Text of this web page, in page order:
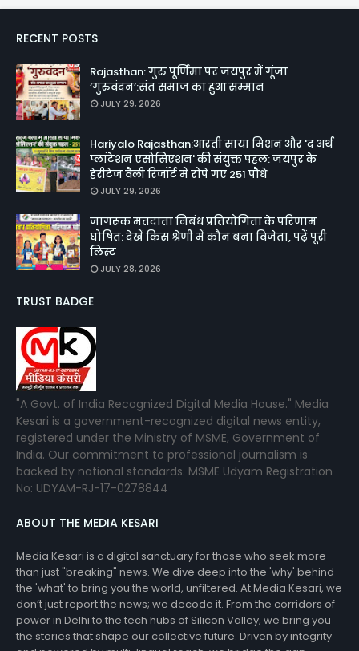
RECENT POSTS
Rajasthan: गुरु पूर्णिमा पर जयपुर में गूंजा
‘गुरुवंदन’:संत समाज का हुआ सम्मान
JULY 29, 2026
Hariyalo Rajasthan:आरती साया मिशन और 'द अर्थ
प्लांटेशन एसोसिएशन' की संयुक्त पहल: जयपुर के
हेरीटेज वैली रिजॉर्ट में रोपे गए 251 पौधे
JULY 29, 2026
जागरूक मतदाता निबंध प्रतियोगिता के परिणाम
घोषित: देखें किस श्रेणी में कौन बना विजेता, पढ़ें पूरी
लिस्ट
JULY 28, 2026
TRUST BADGE
"A Govt. of India Recognized Digital Media House." Media
Kesari is a government-recognized digital news entity,
registered under the Ministry of MSME, Government of
India. Our commitment to professional journalism is
backed by national standards. MSME Udyam Registration
No: UDYAM-RJ-17-0278844
ABOUT THE MEDIA KESARI
Media Kesari is a digital sanctuary for those who seek more
than just "breaking" news. We dive deep into the 'why' behind
the 'what' to bring you the world, unfiltered. At Media Kesari, we
don’t just report the news; we decode it. From the corridors of
power in Delhi to the tech hubs of Silicon Valley, we bring you
the stories that shape our collective future. Driven by integrity